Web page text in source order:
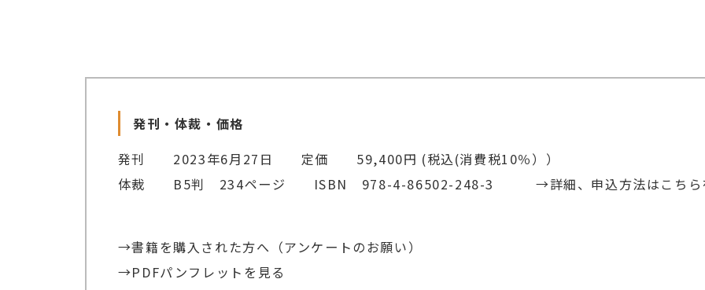
発刊・体裁・価格
発刊 2023年6月27日 定価 59,400円 (税込(消費税10％））
体裁 B5判 234ページ ISBN 978-4-86502-248-3 →詳細、申込方法はこちら
→書籍を購入された方へ（アンケートのお願い）
→PDFパンフレットを見る